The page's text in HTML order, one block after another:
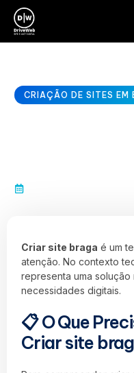
CRIAÇÃO DE SITES EM
Criar site braga é um
atenção. No contexto
representa uma
necessidades digitais.
📋 O Que
Criar site